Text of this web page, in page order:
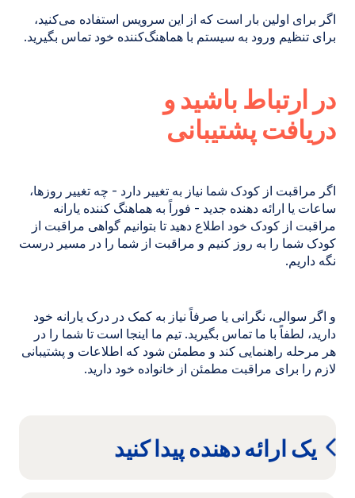
اگر برای اولین بار است که از این سرویس استفاده می‌کنید،
برای تنظیم ورود به سیستم با هماهنگ‌کننده خود تماس بگیرید.
در ارتباط باشید و
دریافت پشتیبانی
اگر مراقبت از کودک شما نیاز به تغییر دارد - چه تغییر روزها،
ساعات یا ارائه دهنده جدید - فوراً به هماهنگ کننده یارانه
مراقبت از کودک خود اطلاع دهید تا بتوانیم گواهی مراقبت از
کودک شما را به روز کنیم و مراقبت از شما را در مسیر درست
نگه داریم.
و اگر سوالی، نگرانی یا صرفاً نیاز به کمک در درک یارانه خود
دارید، لطفاً با ما تماس بگیرید. تیم ما اینجا است تا شما را در
هر مرحله راهنمایی کند و مطمئن شود که اطلاعات و پشتیبانی
لازم را برای مراقبت مطمئن از خانواده خود دارید.
یک ارائه دهنده پیدا کنید